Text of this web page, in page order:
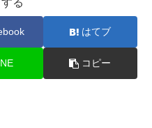
る
はてブ
コピー